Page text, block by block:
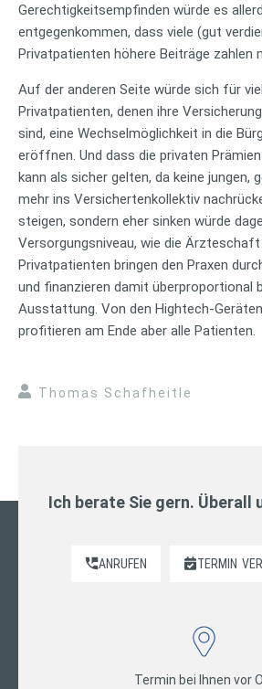
Gerechtigkeitsempfinden würde es
entgegenkommen, dass viele (gut
Privatpatienten höhere Beiträge zahlen
Auf der anderen Seite würde sich für
Privatpatienten, denen ihre
sind, eine Wechselmöglichkeit in die
eröffnen. Und dass die privaten
kann als sicher gelten, da keine jungen,
mehr ins Versichertenkollektiv
steigen, sondern eher sinken würde
Versorgungsniveau, wie die
Privatpatienten bringen den Praxen
und finanzieren damit überproportional
Ausstattung. Von den Hightech-
profitieren am Ende aber alle Patienten.
Thomas Schafheitle
Ich berate Sie gern. Überall
ANRUFEN TERMIN
Termin bei Ihnen vor